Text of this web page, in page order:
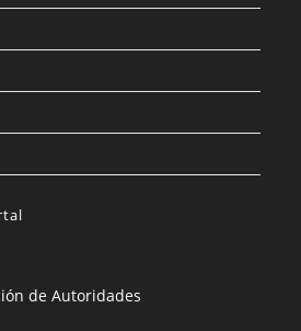
de Autoridades